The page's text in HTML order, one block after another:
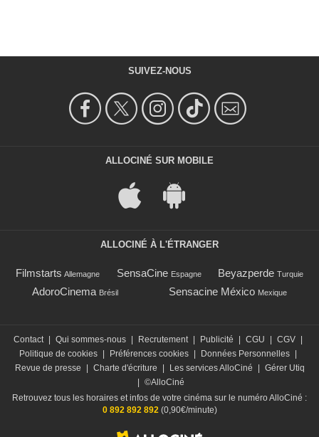
SUIVEZ-NOUS
ALLOCINÉ SUR MOBILE
ALLOCINÉ À L'ÉTRANGER
Filmstarts Allemagne SensaCine Espagne Beyazperde Turquie
AdoroCinema Brésil Sensacine México Mexique
Contact Qui sommes-nous Recrutement Publicité CGU CGV
Politique de cookies
Préférences cookies Données Personnelles
Revue de presse
Charte d'écriture Les services AlloCiné
Gérer Utiq
©AlloCiné
Retrouvez tous les horaires et infos de votre cinéma sur le numéro AlloCiné :
0 892 892 892(0,90€/minute)